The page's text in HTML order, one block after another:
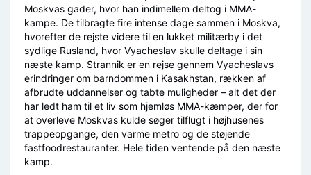
Moskvas gader, hvor han indimellem deltog i MMA-
kampe. De tilbragte fire intense dage sammen i Moskva,
hvorefter de rejste videre til en lukket militærby i det
sydlige Rusland, hvor Vyacheslav skulle deltage i sin
næste kamp. Strannik er en rejse gennem Vyacheslavs
erindringer om barndommen i Kasakhstan, rækken af
afbrudte uddannelser og tabte muligheder – alt det der
har ledt ham til et liv som hjemløs MMA-kæmper, der for
at overleve Moskvas kulde søger tilflugt i højhusenes
trappeopgange, den varme metro og de støjende
fastfoodrestauranter. Hele tiden ventende på den næste
kamp.